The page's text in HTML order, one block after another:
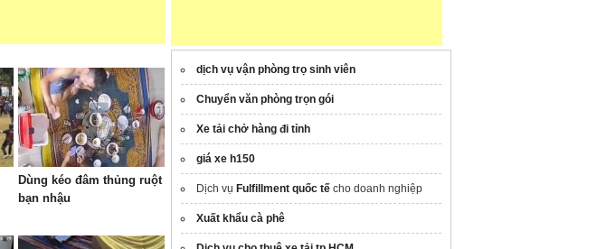
Dùng kéo đâm thủng ruột
bạn nhậu
dịch vụ vận phòng trọ sinh viên
Chuyển văn phòng trọn gói
Xe tải chở hàng đi tỉnh
giá xe h150
Dịch vụ Fulfillment quốc tế cho doanh nghiệp
Xuất khẩu cà phê